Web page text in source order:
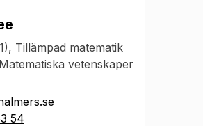
, Tillämpad matematik
vetenskaper
54